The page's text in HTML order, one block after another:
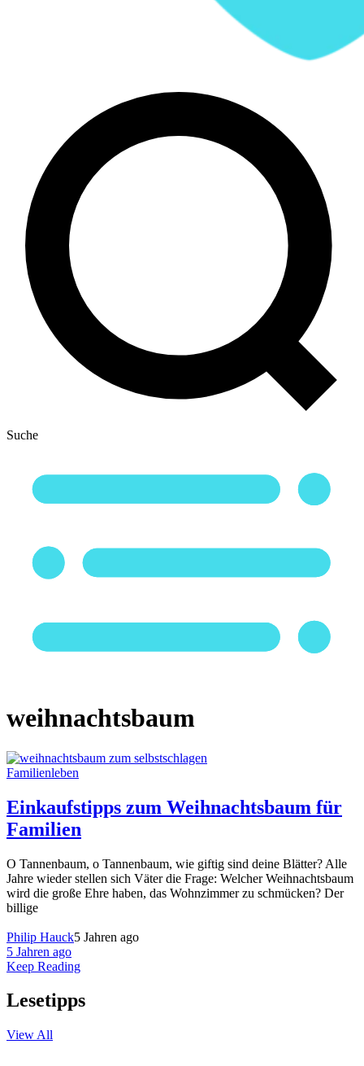
Suche
weihnachtsbaum
Familienleben
Einkaufstipps zum Weihnachtsbaum für
Familien
O Tannenbaum, o Tannenbaum, wie giftig sind deine Blätter? Alle
Jahre wieder stellen sich Väter die Frage: Welcher Weihnachtsbaum
wird die große Ehre haben, das Wohnzimmer zu schmücken? Der
billige
Philip Hauck5 Jahren ago
5 Jahren ago
Keep Reading
Lesetipps
View All